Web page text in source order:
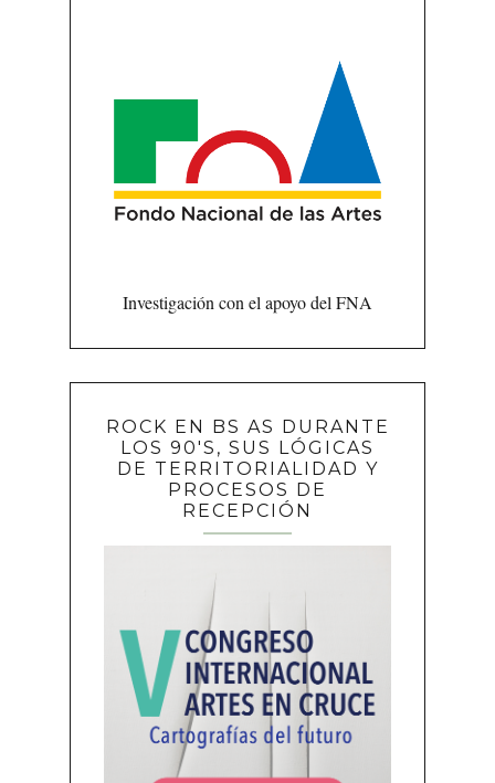
Investigación con el apoyo del FNA
ROCK EN BS AS DURANTE
LOS 90'S, SUS LÓGICAS
DE TERRITORIALIDAD Y
PROCESOS DE
RECEPCIÓN